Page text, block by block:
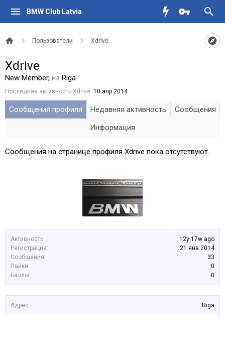
BMW Club Latvia
Пользователи Xdrive
Активность:
12y 17w ago
Регистрация:
21 янв 2014
Сообщения:
33
Лайки:
0
Баллы:
0
Адрес: Riga
Xdrive
New Member, из Riga
Последняя активность Xdrive: 10 апр 2014
Сообщения профиля Недавняя активность
Сообщения
Информация
Сообщения на странице профиля Xdrive пока отсутствуют.